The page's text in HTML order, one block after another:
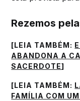
Rezemos
[LEIA TAMBÉM:
ABANDONA A
SACERDOTE]
[LEIA TAMBÉM:
FAMÍLIA COM